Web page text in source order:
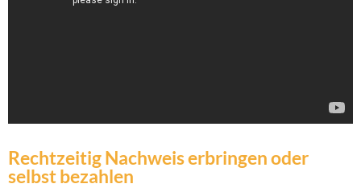
Rechtzeitig Nachweis erbringen oder
selbst bezahlen